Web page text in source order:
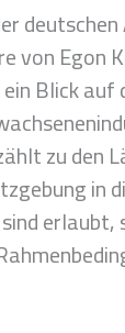
von Egon
Blick auf
zu den
in
erlaubt,